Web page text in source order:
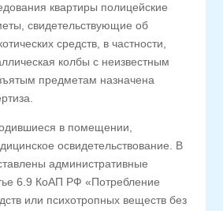
квартиры полицейские
свидетельствующие об
средств, в частности,
колбы с неизвестным
предметам назначена
в помещении,
освидетельствование. В
административные
6.9 КоАП РФ «Потребление
или психотропных веществ без